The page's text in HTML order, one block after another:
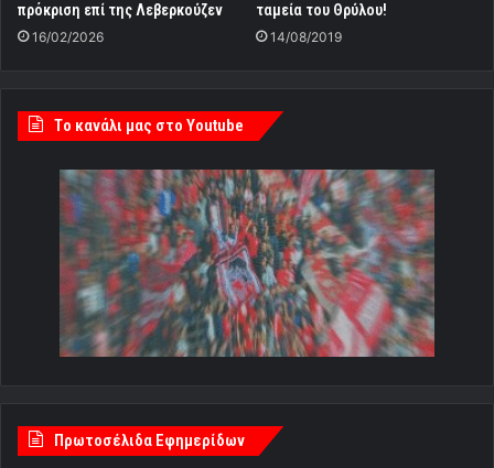
πρόκριση επί της Λεβερκούζεν
16/02/2026
ταμεία του Θρύλου!
14/08/2019
Tο κανάλι μας στο Youtube
Πρωτοσέλιδα Εφημερίδων